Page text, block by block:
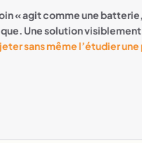
« agit comme une
Une solution
sans même l’étudier